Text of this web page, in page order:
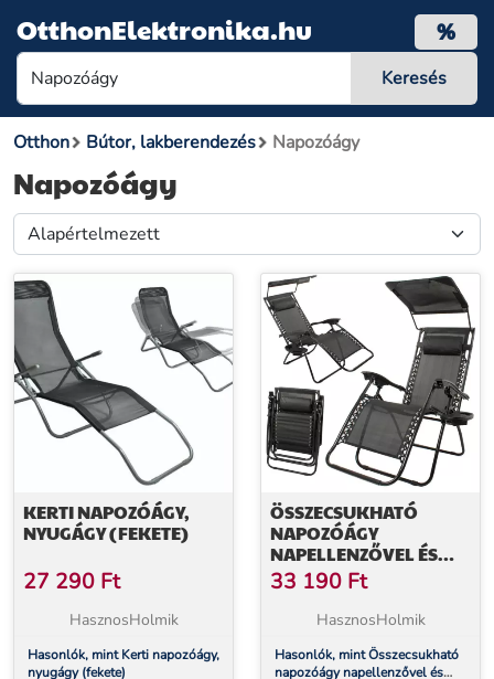
OtthonElektronika.hu %
Otthon Bútor, lakberendezés Napozóágy
Napozóágy
KERTI NAPOZÓÁGY,
NYUGÁGY (FEKETE)
27 290 Ft
HasznosHolmik
Hasonlók, mint Kerti napozóágy,
nyugágy (fekete)
ÖSSZECSUKHATÓ
NAPOZÓÁGY
NAPELLENZŐVEL ÉS
ASZTALLAL
33 190 Ft
HasznosHolmik
Hasonlók, mint Összecsukható
napozóágy napellenzővel és